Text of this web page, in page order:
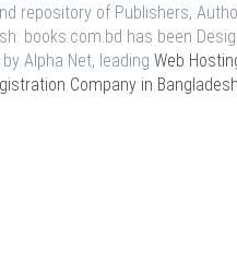
repository of Publishers,
books.com.bd has been
Alpha Net, leading Web
Company in Bangladesh